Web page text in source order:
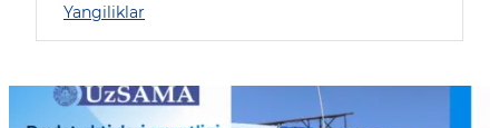
Yangiliklar